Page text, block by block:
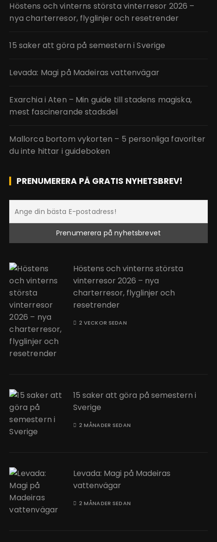
Höstens och vinterns största vinterresor 2026 –
nya charterresor, flyglinjer och resetrender
15 saker att göra på semestern i Sverige
Levada: Magi på Madeiras vattenvägar
Exarchia i Aten – Min guide till stadens magiska,
mest fascinerande stadsdel
Mallorca bortom vykorten – 5 personliga favoriter
du inte hittar i guideboken
PRENUMERERA PÅ GRATIS NYHETSBREV!
Höstens och vinterns största
vinterresor 2026 – nya
charterresor, flyglinjer och
resetrender
2 VECKOR SEDAN
15 saker att göra på semestern i
Sverige
2 MÅNADER SEDAN
Levada: Magi på Madeiras
vattenvägar
2 MÅNADER SEDAN